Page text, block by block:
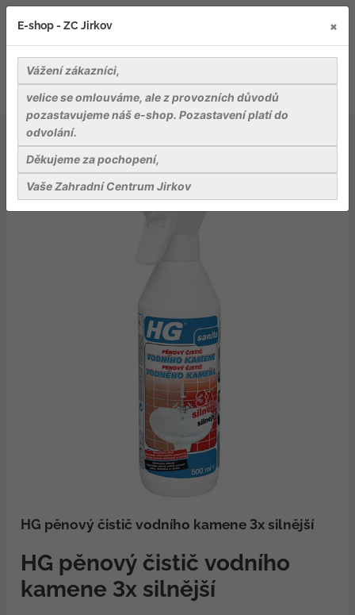
Nářadí a pomůcky
HG pěnový čistič vodního kamene 3x silnější
HG pěnový čistič vodního kamene 3x silnější
HG pěnový čistič vodního
kamene 3x silnější
E-shop - ZC Jirkov ×
Vážení zákazníci,
velice se omlouváme, ale z provozních důvodů
pozastavujeme náš e-shop. Pozastavení platí do
odvolání.
Děkujeme za pochopení,
Vaše Zahradní Centrum Jirkov